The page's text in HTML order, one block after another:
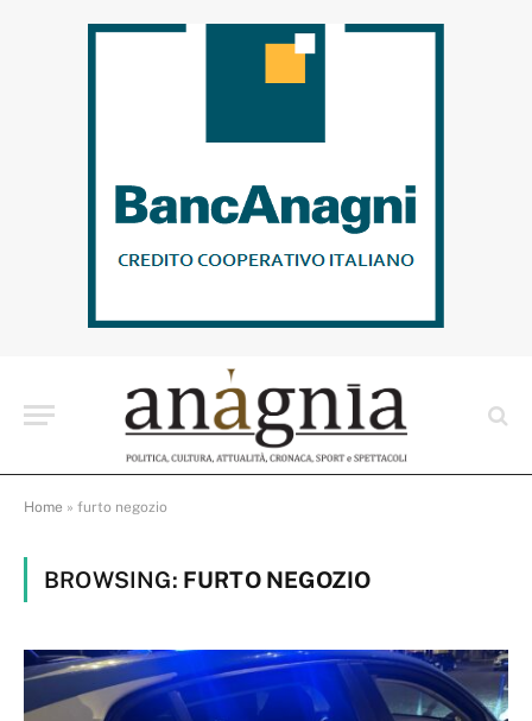
Home » furto negozio
BROWSING: FURTO NEGOZIO